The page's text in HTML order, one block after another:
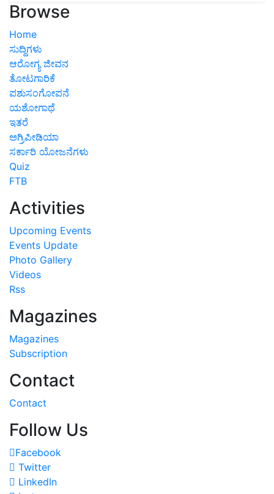
Browse
Home
ಸುದ್ದಿಗಳು
ಆರೋಗ್ಯ ಜೀವನ
ತೋಟಗಾರಿಕೆ
ಪಶುಸಂಗೋಪನೆ
ಯಶೋಗಾಥೆ
ಇತರೆ
ಅಗ್ರಿಪೀಡಿಯಾ
ಸರ್ಕಾರಿ ಯೋಜನೆಗಳು
Quiz
FTB
Activities
Upcoming Events
Events Update
Photo Gallery
Videos
Rss
Magazines
Magazines
Subscription
Contact
Contact
Follow Us
Facebook
Twitter
LinkedIn